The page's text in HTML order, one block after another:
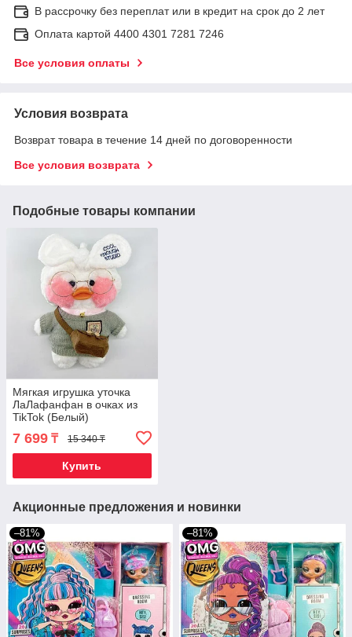
В рассрочку без переплат или в кредит на срок до 2 лет
Оплата картой 4400 4301 7281 7246
Все условия оплаты
Условия возврата
Возврат товара в течение 14 дней по договоренности
Все условия возврата
Подобные товары компании
Мягкая игрушка уточка
ЛаЛафанфан в очках из
TikTok (Белый)
7 699 ₸ 15 340 ₸
Купить
Акционные предложения и новинки
–81% –81%